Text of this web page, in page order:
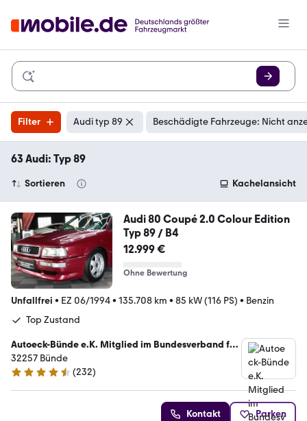
Filter Audi typ 89 Beschädigte Fahrzeuge: Nicht
63 Audi: Typ 89
Sortieren Kachelansicht
Audi 80 Coupé 2.0 Colour Edition
Typ 89 / B4
12.999 €
Ohne Bewertung
Unfallfrei • EZ 06/1994• 135.708 km • 85 kW (116 PS) • Benzin
Top Zustand
Autoeck-Bünde e.K. Mitglied im Bundesverband für
freie KFZ Händler
32257 Bünde
4.5 Sterne
(232)
Kontakt Parken